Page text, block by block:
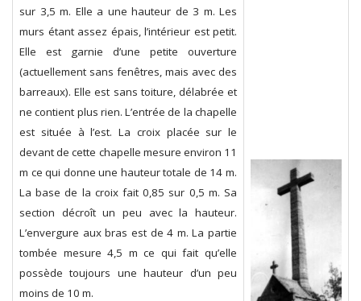
sur 3,5 m. Elle a une hauteur de 3 m. Les
murs étant assez épais, l’intérieur est petit.
Elle est garnie d’une petite ouverture
(actuellement sans fenêtres, mais avec des
barreaux). Elle est sans toiture, délabrée et
ne contient plus rien. L’entrée de la chapelle
est située à l’est. La croix placée sur le
devant de cette chapelle mesure environ 11
m ce qui donne une hauteur totale de 14 m.
La base de la croix fait 0,85 sur 0,5 m. Sa
section décroît un peu avec la hauteur.
L’envergure aux bras est de 4 m. La partie
tombée mesure 4,5 m ce qui fait qu’elle
possède toujours une hauteur d’un peu
moins de 10 m.